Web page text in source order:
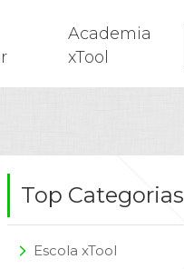
Academia
xTool
Top Categorias
arrow_forward_ios Escola xTool